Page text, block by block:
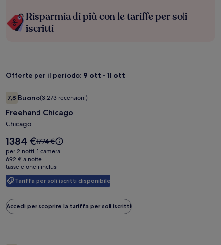
Risparmia di più con le tariffe per soli
iscritti
Offerte per il periodo: 9 ott - 11 ott
fotografica
di
Freehand
Chicago
7,87,8 su 10, Buono, (3.273 recensioni)
Buono(3.273 recensioni)
Freehand Chicago
Chicago
Tariffa per soli iscritti disponibile
Il
prezzo
è
1384 €
1384 €Il
prezzo
era
1774 €,
ottieni
maggiori
tariffa
1774 €
per 2 notti, 1 camera
692 € a notte
tasse e oneri inclusi
Accedi per scoprire la tariffa per soli iscritti